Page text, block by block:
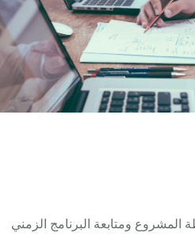
البرنامج الزمني